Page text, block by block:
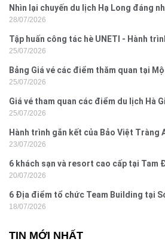
Nhìn lại chuyến du lịch Hạ Long đáng
Hưng 2026
28/07/2026
Tập huấn công tác hè UNETI - Hành
Đồ Sơn
25/07/2026
Bảng Giá vé các điểm thăm quan tại
25/07/2026
Giá vé tham quan các điểm du lịch Hà
25/07/2026
Hành trình gắn kết của Bảo Việt Tràng
Yên
23/07/2026
6 khách sạn và resort cao cấp tại Tam
nghi
20/07/2026
6 Địa điểm tổ chức Team Building tại
18/07/2026
TIN MỚI NHẤT